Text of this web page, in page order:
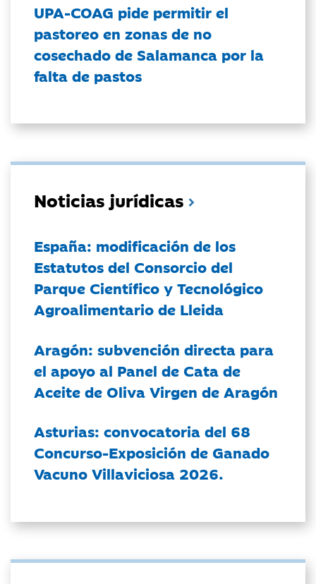
UPA-COAG pide permitir el
pastoreo en zonas de no
cosechado de Salamanca por la
falta de pastos
Noticias jurídicas
España: modificación de los
Estatutos del Consorcio del
Parque Científico y Tecnológico
Agroalimentario de Lleida
Aragón: subvención directa para
el apoyo al Panel de Cata de
Aceite de Oliva Virgen de Aragón
Asturias: convocatoria del 68
Concurso-Exposición de Ganado
Vacuno Villaviciosa 2026.